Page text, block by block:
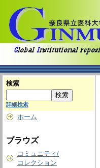
検索
詳細検索
ホーム
ブラウズ
コミュニティ/
コレクション